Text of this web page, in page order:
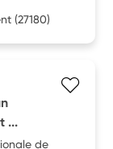
(27180)
...
de